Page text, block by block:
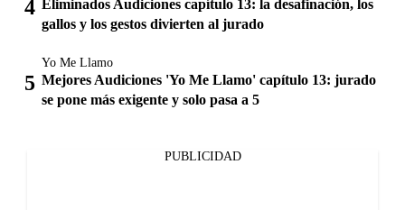
Eliminados Audiciones capítulo 13: la desafinación, los
gallos y los gestos divierten al jurado
Yo Me Llamo
Mejores Audiciones 'Yo Me Llamo' capítulo 13: jurado
se pone más exigente y solo pasa a 5
PUBLICIDAD